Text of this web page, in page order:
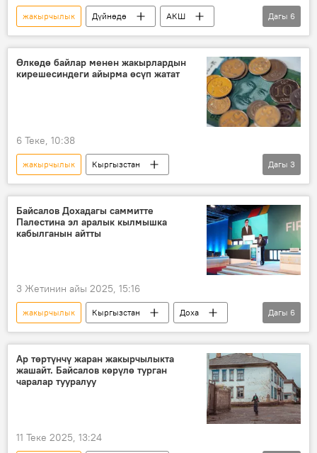
жакырчылык Дүйнөдө
АКШ
Европа
Россия
Такер Карлсон
согуш
Түндүк агым - 2 Газ түтүгү
Дагы 6
Өлкөдө байлар менен жакырлардын
кирешесиндеги айырма өсүп жатат
6 Теке, 10:38
жакырчылык
Кыргызстан
Улуттук статистика комитети
киреше
бай
Дагы 3
Байсалов Дохадагы саммитте
Палестина эл аралык кылмышка
кабылганын айтты
3 Жетинин айы 2025, 15:16
жакырчылык Кыргызстан
Доха
Палестина
эл аралык
кылмыш
ачкачылык
күрөш саммит
Дагы 6
Ар төртүнчү жаран жакырчылыкта
жашайт. Байсалов көрүлө турган
чаралар тууралуу
11 Теке 2025, 13:24